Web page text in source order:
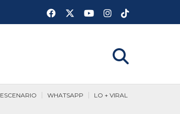
LO + VIRAL
WHATSAPP
ESCENARIO